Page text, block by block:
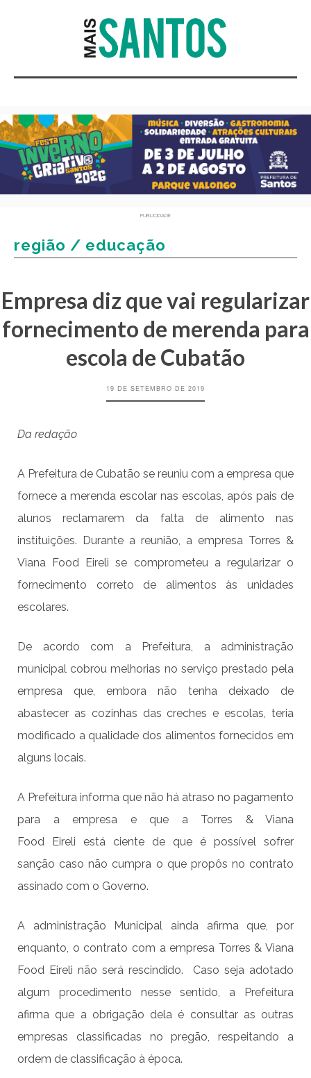
PUBLICIDADE
região / educação
Empresa diz que vai regularizar
fornecimento de merenda para
escola de Cubatão
19 DE SETEMBRO DE 2019
Da redação
A Prefeitura de Cubatão se reuniu com a empresa que
fornece a merenda escolar nas escolas, após pais de
alunos reclamarem da falta de alimento nas
instituições.
Durante a reunião, a empresa Torres &
Viana Food
Eireli se comprometeu a regularizar o
fornecimento correto de alimentos às unidades
escolares.
De acordo com a Prefeitura, a administração
municipal cobrou melhorias no serviço prestado pela
empresa que,
embora não tenha deixado de
abastecer as cozinhas das creches e escolas, teria
modificado a qualidade dos alimentos fornecidos em
alguns locais.
A Prefeitura informa que não há atraso no pagamento
para a empresa e que a Torres & Viana
Food
Eireli está ciente de que é possível sofrer
sanção caso não cumpra o que propôs no contrato
assinado com o Governo.
A administração Municipal ainda afirma que, por
enquanto, o contrato com a empresa Torres & Viana
Food Eireli não será rescindido. Caso seja adotado
algum procedimento nesse sentido, a Prefeitura
afirma que a obrigação dela é consultar as outras
empresas classificadas no pregão, respeitando a
ordem de classificação à época.